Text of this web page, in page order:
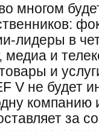
многом
лидеры в
медиа и
и
V не будет
компанию
за